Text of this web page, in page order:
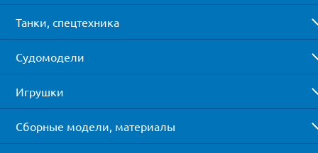
Танки, спецтехника
Судомодели
Игрушки
Сборные модели, материалы